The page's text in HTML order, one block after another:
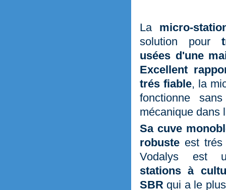
La micro-
solution pour
usées d'une
Excellent
trés fiable, la
fonctionne
mécanique dans
Sa cuve
robuste est trés
Vodalys
stations à
SBR qui a le